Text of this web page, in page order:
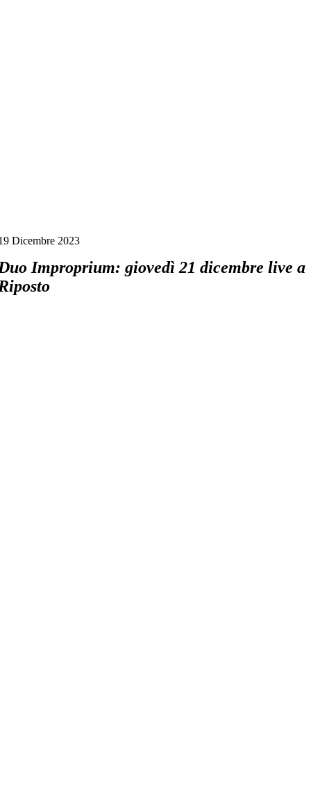
Dicembre 2023
Improprium: giovedì 21 dicembre live a